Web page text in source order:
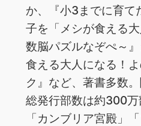
か、『小3までに育て
子を「メシが食える
数脳パズルなぞぺ～
食える大人になる！
ク』など、著書多数
総発行部数は約300万
「カンブリア宮殿」